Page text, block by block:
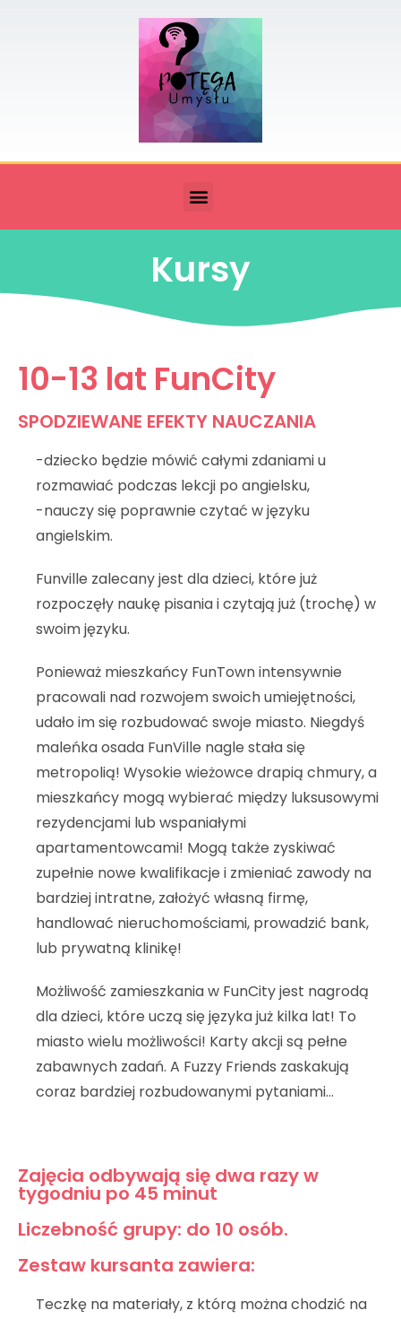
Kursy
10-13 lat FunCity
SPODZIEWANE EFEKTY NAUCZANIA
-dziecko będzie mówić całymi zdaniami u
rozmawiać podczas lekcji po angielsku,
-nauczy się poprawnie czytać w języku
angielskim.
Funville zalecany jest dla dzieci, które już
rozpoczęły naukę pisania i czytają już (trochę) w
swoim języku.
Ponieważ mieszkańcy FunTown intensywnie
pracowali nad rozwojem swoich umiejętności,
udało im się rozbudować swoje miasto. Niegdyś
maleńka osada FunVille nagle stała się
metropolią! Wysokie wieżowce drapią chmury, a
mieszkańcy mogą wybierać między luksusowymi
rezydencjami lub wspaniałymi
apartamentowcami! Mogą także zyskiwać
zupełnie nowe kwalifikacje i zmieniać zawody na
bardziej intratne, założyć własną firmę,
handlować nieruchomościami, prowadzić bank,
lub prywatną klinikę!
Możliwość zamieszkania w FunCity jest nagrodą
dla dzieci, które uczą się języka już kilka lat! To
miasto wielu możliwości! Karty akcji są pełne
zabawnych zadań. A Fuzzy Friends zaskakują
coraz bardziej rozbudowanymi pytaniami…
Zajęcia odbywają się dwa razy w
tygodniu po 45 minut
Liczebność grupy: do 10 osób.
Zestaw kursanta zawiera:
Teczkę na materiały, z którą można chodzić na